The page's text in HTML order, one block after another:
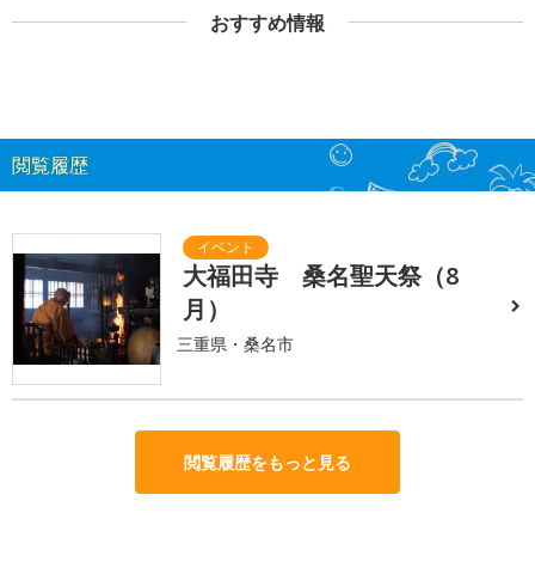
おすすめ情報
閲覧履歴
大福田寺 桑名聖天祭（8
月）
三重県・桑名市
閲覧履歴をもっと見る